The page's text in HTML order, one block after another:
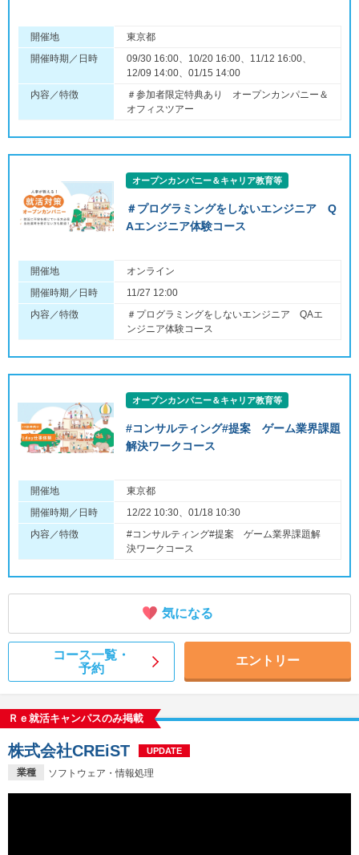
開催地
東京都
開催時期／日時
09/30 16:00、10/20 16:00、11/12 16:00、
12/09 14:00、01/15 14:00
内容／特徴
＃参加者限定特典あり オープンカンパニー＆
オフィスツアー
オープンカンパニー＆キャリア教育等
＃プログラミングをしないエンジニア Q
Aエンジニア体験コース
開催地
オンライン
開催時期／日時
11/27 12:00
内容／特徴
＃プログラミングをしないエンジニア QAエ
ンジニア体験コース
オープンカンパニー＆キャリア教育等
#コンサルティング#提案 ゲーム業界課題
解決ワークコース
開催地
東京都
開催時期／日時
12/22 10:30、01/18 10:30
内容／特徴
#コンサルティング#提案 ゲーム業界課題解
決ワークコース
気になる
コース一覧・
予約
エントリー
Ｒｅ就活キャンパスのみ掲載
業種 ソフトウェア・情報処理
株式会社CREiST UPDATE